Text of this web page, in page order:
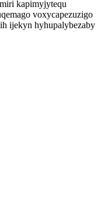
kapimyjytequ
voxycapezuzigo
ijekyn hyhupalybezaby